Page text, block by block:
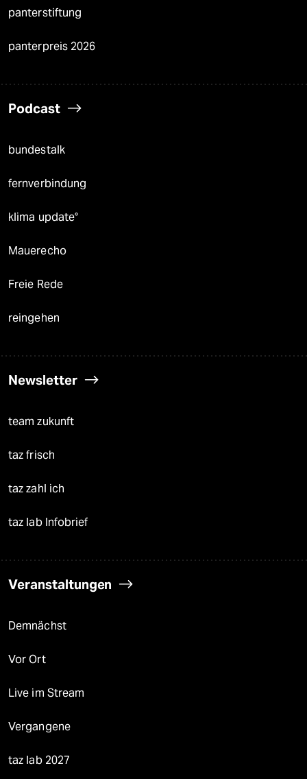
panterstiftung
panterpreis 2026
Podcast
bundestalk
fernverbindung
klima update°
Mauerecho
Freie Rede
reingehen
Newsletter
team zukunft
taz frisch
taz zahl ich
taz lab Infobrief
Veranstaltungen
Demnächst
Vor Ort
Live im Stream
Vergangene
taz lab 2027